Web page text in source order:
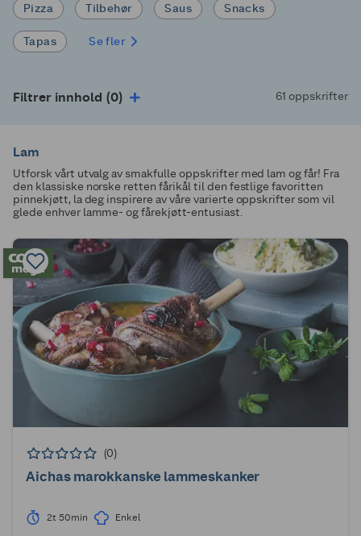
Pizza Tilbehør Saus Snacks
Tapas Se fler
Filtrer innhold (0) 61 oppskrifter
Lam
Utforsk vårt utvalg av smakfulle oppskrifter med lam og får! Fra
den klassiske norske retten fårikål til den festlige favoritten
pinnekjøtt, la deg inspirere av våre varierte oppskrifter som vil
glede enhver lamme- og fårekjøtt-entusiast.
(0)
Aichas marokkanske lammeskanker
2t 50min Enkel